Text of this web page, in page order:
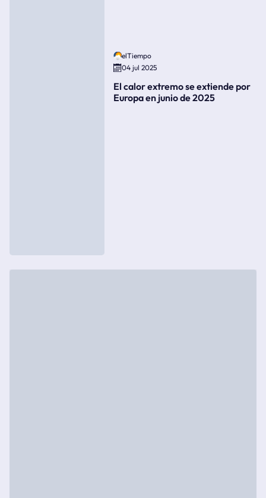
elTiempo
04 jul 2025
El calor extremo se extiende por
Europa en junio de 2025